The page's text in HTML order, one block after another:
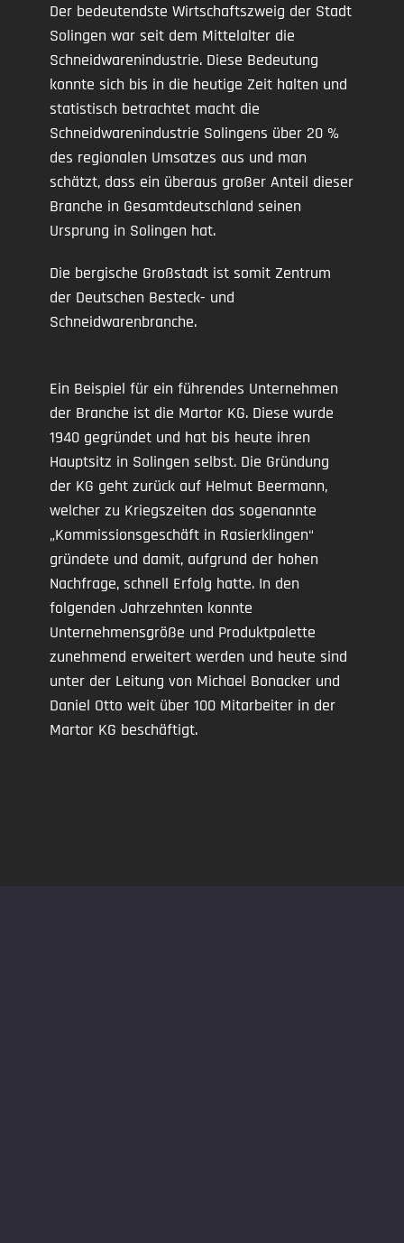
Der bedeutendste Wirtschaftszweig der Stadt
Solingen war seit dem Mittelalter die
Schneidwarenindustrie. Diese Bedeutung
konnte sich bis in die heutige Zeit halten und
statistisch betrachtet macht die
Schneidwarenindustrie Solingens über 20 %
des regionalen Umsatzes aus und man
schätzt, dass ein überaus großer Anteil dieser
Branche in Gesamtdeutschland seinen
Ursprung in Solingen hat.
Die bergische Großstadt ist somit Zentrum
der Deutschen Besteck- und
Schneidwarenbranche.
Ein Beispiel für ein führendes Unternehmen
der Branche ist die Martor KG. Diese wurde
1940 gegründet und hat bis heute ihren
Hauptsitz in Solingen selbst. Die Gründung
der KG geht zurück auf Helmut Beermann,
welcher zu Kriegszeiten das sogenannte
„Kommissionsgeschäft in Rasierklingen“
gründete und damit, aufgrund der hohen
Nachfrage, schnell Erfolg hatte. In den
folgenden Jahrzehnten konnte
Unternehmensgröße und Produktpalette
zunehmend erweitert werden und heute sind
unter der Leitung von Michael Bonacker und
Daniel Otto weit über 100 Mitarbeiter in der
Martor KG beschäftigt.